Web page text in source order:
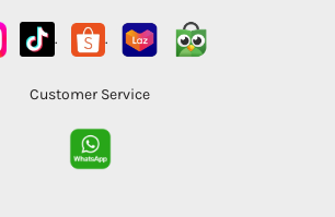
. .
Customer Service